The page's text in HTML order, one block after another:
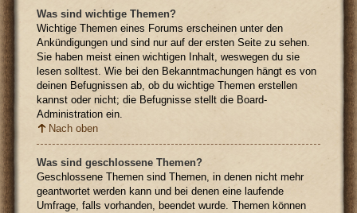
Was sind wichtige Themen?
Wichtige Themen eines Forums erscheinen unter den
Ankündigungen und sind nur auf der ersten Seite zu sehen.
Sie haben meist einen wichtigen Inhalt, weswegen du sie
lesen solltest. Wie bei den Bekanntmachungen hängt es von
deinen Befugnissen ab, ob du wichtige Themen erstellen
kannst oder nicht; die Befugnisse stellt die Board-
Administration ein.
Nach oben
Was sind geschlossene Themen?
Geschlossene Themen sind Themen, in denen nicht mehr
geantwortet werden kann und bei denen eine laufende
Umfrage, falls vorhanden, beendet wurde. Themen können